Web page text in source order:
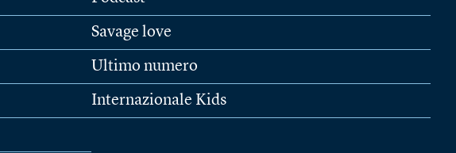
Savage love
Ultimo numero
Internazionale Kids